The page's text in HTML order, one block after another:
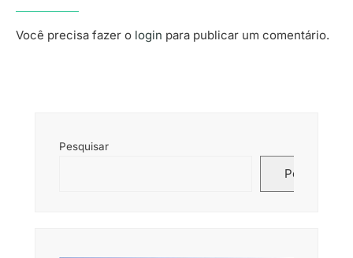
Você precisa fazer o login para publicar um comentário.
Pesquisar
Pesquisar